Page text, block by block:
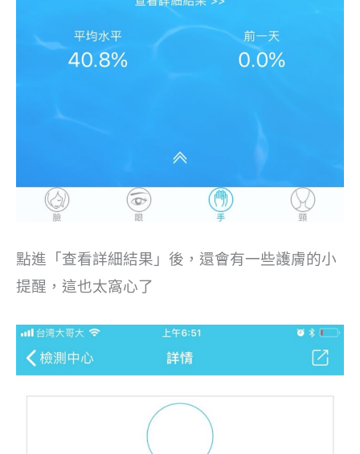
點進「查看詳細結果」後，還會有一些護膚的小
提醒，這也太窩心了